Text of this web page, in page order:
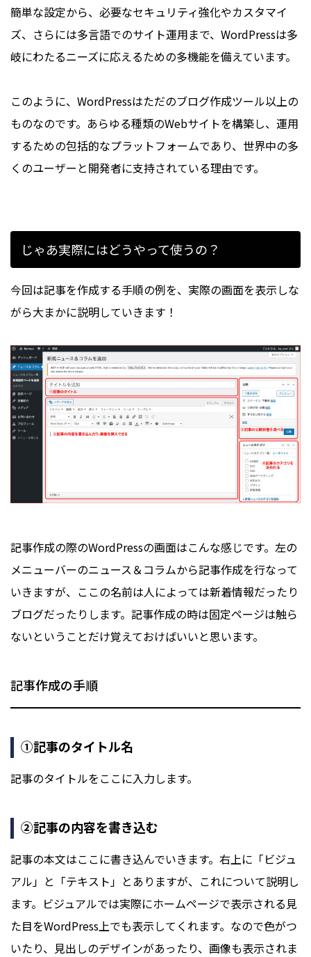
簡単な設定から、必要なセキュリティ強化やカスタマイ
ズ、さらには多言語でのサイト運用まで、WordPressは多
岐にわたるニーズに応えるための多機能を備えています。
このように、WordPressはただのブログ作成ツール以上の
ものなのです。あらゆる種類のWebサイトを構築し、運用
するための包括的なプラットフォームであり、世界中の多
くのユーザーと開発者に支持されている理由です。
じゃあ実際にはどうやって使うの？
今回は記事を作成する手順の例を、実際の画面を表示しな
がら大まかに説明していきます！
記事作成の際のWordPressの画面はこんな感じです。左の
メニューバーのニュース＆コラムから記事作成を行なって
いきますが、ここの名前は人によっては新着情報だったり
ブログだったりします。記事作成の時は固定ページは触ら
ないということだけ覚えておけばいいと思います。
記事作成の手順
①記事のタイトル名
記事のタイトルをここに入力します。
②記事の内容を書き込む
記事の本文はここに書き込んでいきます。右上に「ビジュ
アル」と「テキスト」とありますが、これについて説明し
ます。ビジュアルでは実際にホームページで表示される見
た目をWordPress上でも表示してくれます。なので色がつ
いたり、見出しのデザインがあったり、画像も表示されま